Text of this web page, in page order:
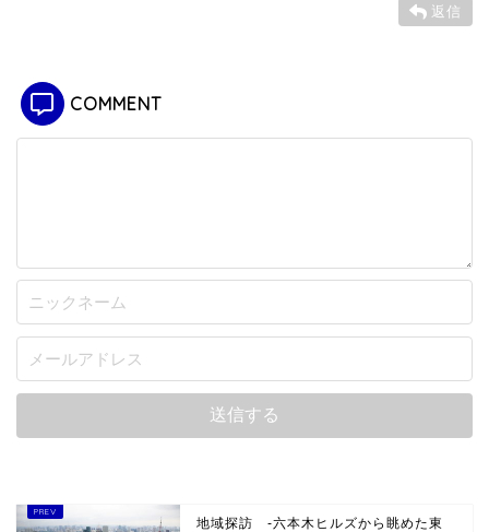
返信
COMMENT
地域探訪 -六本木ヒルズから眺めた東